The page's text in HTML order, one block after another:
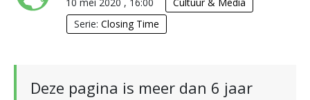
Serie:Closing Time
Deze pagina is meer dan 6 jaar